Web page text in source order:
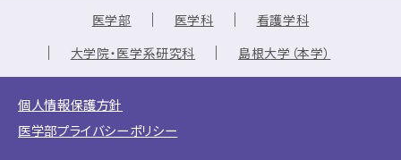
医学部 医学科
看護学科
大学院・医学系研究科
島根大学（本学）
個人情報保護方針
医学部プライバシーポリシー